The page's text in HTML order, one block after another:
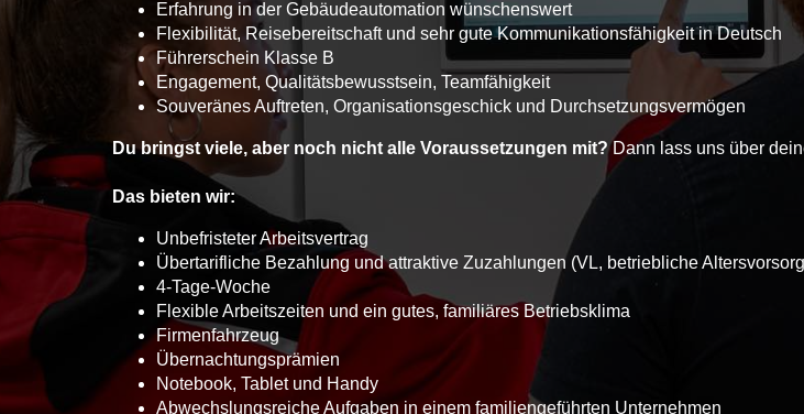
Erfahrung in der Gebäudeautomation wünschenswert
Flexibilität, Reisebereitschaft und sehr gute Kommunikationsfähigkeit in Deutsch
Führerschein Klasse B
Engagement, Qualitätsbewusstsein, Teamfähigkeit
Souveränes Auftreten, Organisationsgeschick und Durchsetzungsvermögen
Du bringst viele, aber noch nicht alle Voraussetzungen mit?Dann lass uns über
Das bieten wir:
Unbefristeter Arbeitsvertrag
Übertarifliche Bezahlung und attraktive Zuzahlungen (VL, betriebliche
4-Tage-Woche
Flexible Arbeitszeiten und ein gutes, familiäres Betriebsklima
Firmenfahrzeug
Übernachtungsprämien
Notebook, Tablet und Handy
Abwechslungsreiche Aufgaben in einem familiengeführten Unternehmen